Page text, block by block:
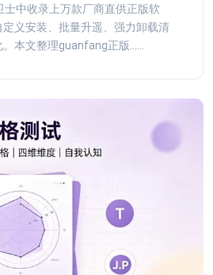
士中收录上万款厂商直供正版软
义安装、批量升遥、强力卸载清
本文整理guanfang正版......